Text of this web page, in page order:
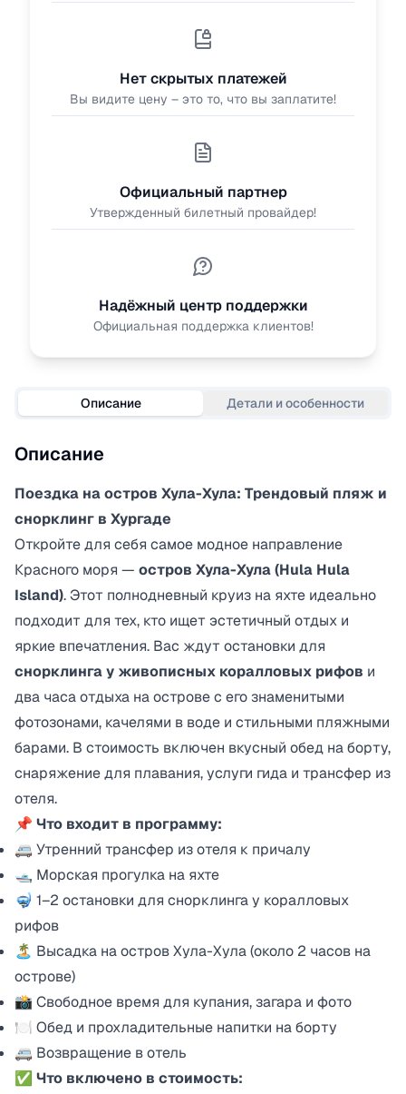
Нет скрытых платежей
Вы видите цену – это то, что вы заплатите!
Официальный партнер
Утвержденный билетный провайдер!
Надёжный центр поддержки
Официальная поддержка клиентов!
Описание Детали и особенности
Описание
Поездка на остров Хула-Хула: Трендовый пляж и
снорклинг в Хургаде
Откройте для себя самое модное направление
Красного моря — остров Хула-Хула (Hula Hula
Island). Этот полнодневный круиз на яхте идеально
подходит для тех, кто ищет эстетичный отдых и
яркие впечатления. Вас ждут остановки для
снорклинга у живописных коралловых рифов и
два часа отдыха на острове с его знаменитыми
фотозонами, качелями в воде и стильными пляжными
барами. В стоимость включен вкусный обед на борту,
снаряжение для плавания, услуги гида и трансфер из
отеля.
📌 Что входит в программу:
🚐 Утренний трансфер из отеля к причалу
🛥️ Морская прогулка на яхте
🤿 1–2 остановки для снорклинга у коралловых
рифов
🏝️ Высадка на остров Хула-Хула (около 2 часов на
острове)
📸 Свободное время для купания, загара и фото
🍽 Обед и прохладительные напитки на борту
🚐 Возвращение в отель
✅ Что включено в стоимость: